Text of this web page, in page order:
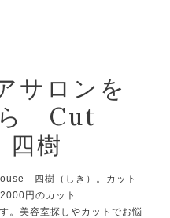
サロンを
ら Cut
樹
四樹（しき）。カット
円のカット
。美容室探しやカットでお悩